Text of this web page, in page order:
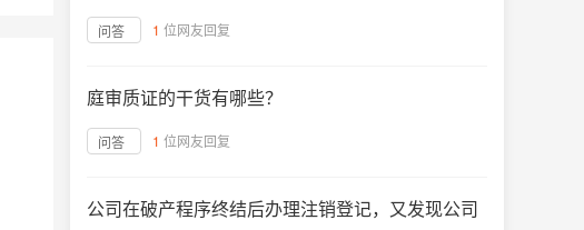
问答 1 位网友回复
庭审质证的干货有哪些？
问答 1 位网友回复
公司在破产程序终结后办理注销登记，又发现公司